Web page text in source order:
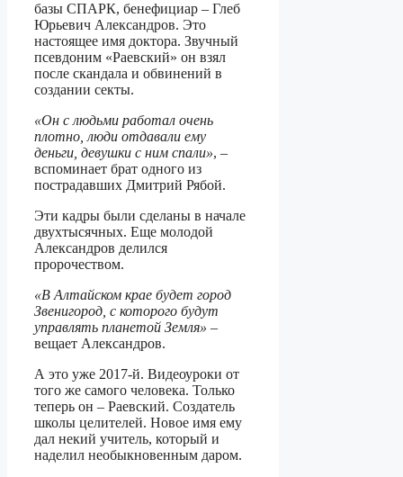
базы СПАРК, бенефициар – Глеб
Юрьевич Александров. Это
настоящее имя доктора. Звучный
псевдоним «Раевский» он взял
после скандала и обвинений в
создании секты.
«Он с людьми работал очень
плотно, люди отдавали ему
деньги, девушки с ним спали», –
вспоминает брат одного из
пострадавших Дмитрий Рябой.
Эти кадры были сделаны в начале
двухтысячных. Еще молодой
Александров делился
пророчеством.
«В Алтайском крае будет город
Звенигород, с которого будут
управлять планетой Земля» –
вещает Александров.
А это уже 2017-й. Видеоуроки от
того же самого человека. Только
теперь он – Раевский. Создатель
школы целителей. Новое имя ему
дал некий учитель, который и
наделил необыкновенным даром.